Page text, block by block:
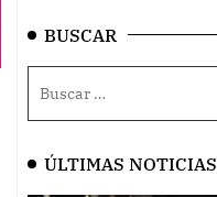
BUSCAR
ÚLTIMAS NOTICIAS